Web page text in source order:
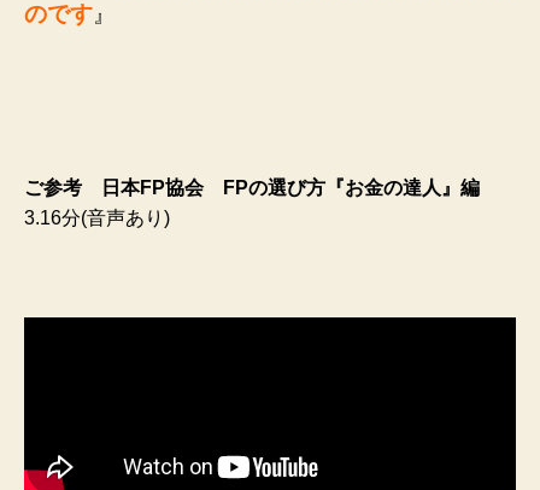
のです』
ご参考 日本FP協会 FPの選び方『お金の達人』編
3.16分(音声あり)